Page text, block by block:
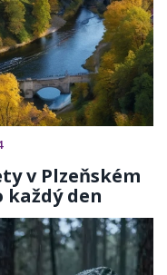
v Plzeňském
den